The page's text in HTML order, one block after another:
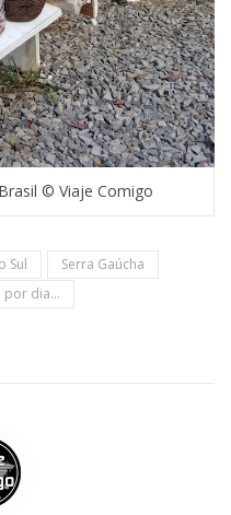
© Viaje Comigo
Sul
Serra Gaúcha
dia...